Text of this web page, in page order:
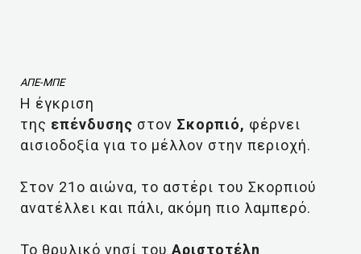
ΑΠΕ-ΜΠΕ
Η έγκριση
της επένδυσης στον Σκορπιό, φέρνει
αισιοδοξία για το μέλλον στην περιοχή.
Στον 21ο αιώνα, το αστέρι του Σκορπιού
ανατέλλει και πάλι, ακόμη πιο λαμπερό.
Το θρυλικό νησί του Αριστοτέλη